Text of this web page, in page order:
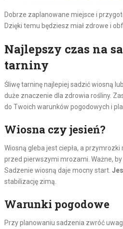
Dobrze zaplanowane miejsce i
Dzięki temu będziesz miał zdrowe i
Najlepszy czas na
tarniny
Śliwę tarninę najlepiej sadzić wiosną
duże znaczenie dla zdrowia rośliny.
do Twoich warunków pogodowych i
Wiosna czy jesień?
Wiosną gleba jest ciepła, a przymrozki
przed pierwszymi mrozami. Ważne, by
Sadzenie wiosną daje mocny start.
stabilizację zimą.
Warunki pogodowe
Przy planowaniu sadzenia zwróć